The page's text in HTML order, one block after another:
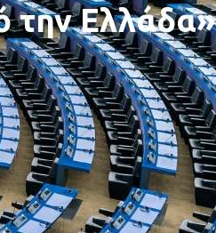
την Ελλάδα»